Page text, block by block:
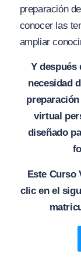
preparación
conocer las
ampliar
Y después
necesidad
virtual
diseñado
Este Curso
clic en el